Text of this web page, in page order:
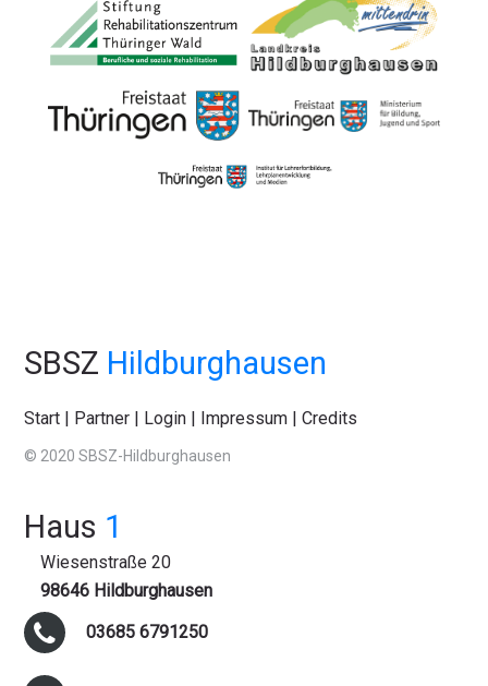
SBSZ Hildburghausen
Start | Partner | Login | Impressum |Credits
© 2020 SBSZ-Hildburghausen
Haus 1
Wiesenstraße 20
98646 Hildburghausen
03685 6791250